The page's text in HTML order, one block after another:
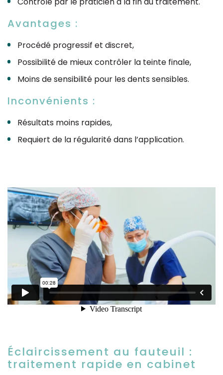
Avantages :
Procédé progressif et discret,
Possibilité de mieux contrôler la teinte finale,
Moins de sensibilité pour les dents sensibles.
Inconvénients :
Résultats moins rapides,
Requiert de la régularité dans l’application.
Éclaircissement au fauteuil :
traitement rapide en cabinet